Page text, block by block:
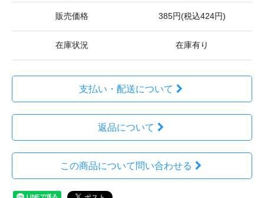
販売価格 385円(税込424円)
在庫状況 在庫有り
支払い・配送について
返品について
この商品について問い合わせる